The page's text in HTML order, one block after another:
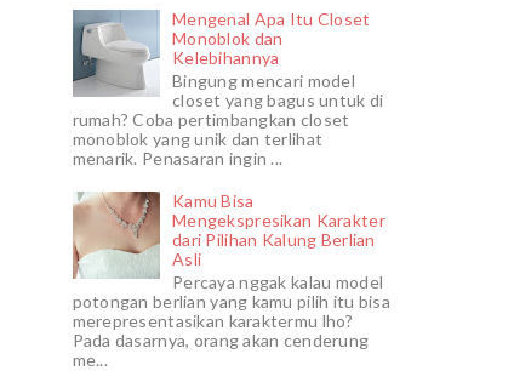
Mengenal Apa Itu Closet
Monoblok dan
Kelebihannya
Bingung mencari model
closet yang bagus untuk di
rumah? Coba pertimbangkan closet
monoblok yang unik dan terlihat
menarik. Penasaran ingin ...
Kamu Bisa
Mengekspresikan Karakter
dari Pilihan Kalung Berlian
Asli
Percaya nggak kalau model
potongan berlian yang kamu pilih itu bisa
merepresentasikan karaktermu lho?
Pada dasarnya, orang akan cenderung
me...